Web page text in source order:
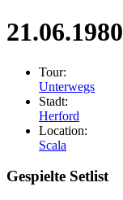
21.06.1980
Tour:
Unterwegs
Stadt:
Herford
Location:
Scala
Gespielte Setlist